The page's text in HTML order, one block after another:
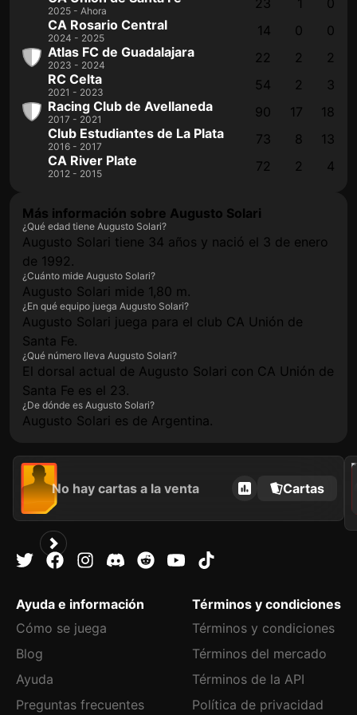
2025 - Ahora 23 1
0
CA Rosario Central
2024 - 2025 14 0
0
Atlas FC de Guadalajara
2023 - 2024 22 2
2
RC Celta
2021 - 2023 54 2
3
Racing Club de Avellaneda
2017 - 2021 90 17
18
Club Estudiantes de La Plata
2016 - 2017 73 8
13
CA River Plate
2012 - 2015 72 2 4
Más información sobre Augusto Solari
¿Qué edad tiene Augusto Solari?
Augusto Solari tiene 34 años y nació el 3 de enero
de 1992.
¿Cuánto mide Augusto Solari?
Augusto Solari mide 1,80 m.
¿En qué equipo juega Augusto Solari?
Augusto Solari juega para el club CA Unión de
Santa Fe.
¿Qué número lleva Augusto Solari?
El dorsal actual de Augusto Solari con CA Unión de
Santa Fe es el 23.
¿De dónde es Augusto Solari?
Augusto Solari es de Argentina.
No hay cartas a la venta Cartas
2021
Ayuda e información
Cómo se juega
Blog
Ayuda
Preguntas frecuentes
Términos y condiciones
Términos y condiciones
Términos del mercado
Términos de la API
Política de privacidad